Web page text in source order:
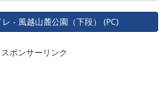
- 風越山麓公園（下段） (PC)
スポンサーリンク